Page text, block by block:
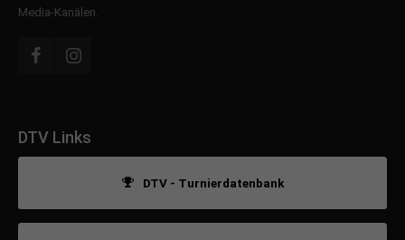
Media-Kanälen.
DTV Links
DTV - Turnierdatenbank